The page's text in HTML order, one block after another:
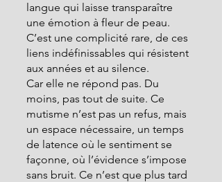
langue qui laisse transparaître
une émotion à fleur de peau.
C’est une complicité rare, de ces
liens indéfinissables qui résistent
aux années et au silence.
Car elle ne répond pas. Du
moins, pas tout de suite. Ce
mutisme n’est pas un refus, mais
un espace nécessaire, un temps
de latence où le sentiment se
façonne, où l’évidence s’impose
sans bruit. Ce n’est que plus tard